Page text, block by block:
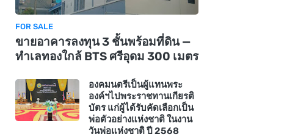
FOR SALE
ขายอาคารลงทุน 3 ชั้นพร้อมที่ดิน —
ทำเลทองใกล้ BTS ศรีอุดม 300 เมตร
องคมนตรีเป็นผู้แทนพระ
องค์ฯไปพระราชทานเกียรติ
บัตร แก่ผู้ได้รับคัดเลือกเป็น
พ่อตัวอย่างแห่งชาติ ในงาน
วันพ่อแห่งชาติ ปี 2568